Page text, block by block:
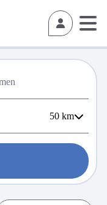
50 km